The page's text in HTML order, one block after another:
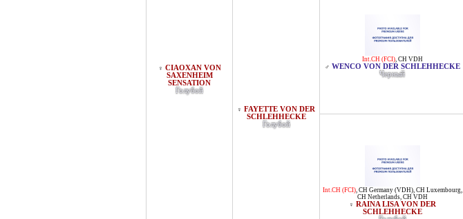
♀ CIAOXAN VON
SAXENHEIM
SENSATION
Голубой
♀ FAYETTE VON DER
SCHLEHHECKE
Голубой
Int.CH (FCI), CH VDH
♂ WENCO VON DER SCHLEHHECKE
Черный
Int.CH (FCI), CH Germany (VDH), CH Luxembourg,
CH Netherlands, CH VDH
♀ RAINA LISA VON DER
SCHLEHHECKE